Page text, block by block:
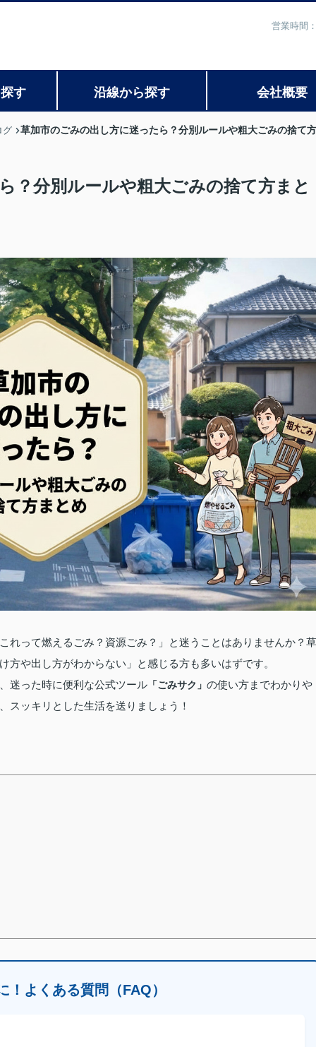
営業時間
す 沿線から探す 会社概要
グ 草加市のごみの出し方に迷ったら？分別ルールや粗大ごみの捨て
？分別ルールや粗大ごみの捨て方まと
れって燃えるごみ？資源ごみ？」と迷うことはありませんか？草
や出し方がわからない」と感じる方も多いはずです。
迷った時に便利な公式ツール 「ごみサク」 の使い方までわかりや
スッキリとした生活を送りましょう！
！よくある質問（FAQ）